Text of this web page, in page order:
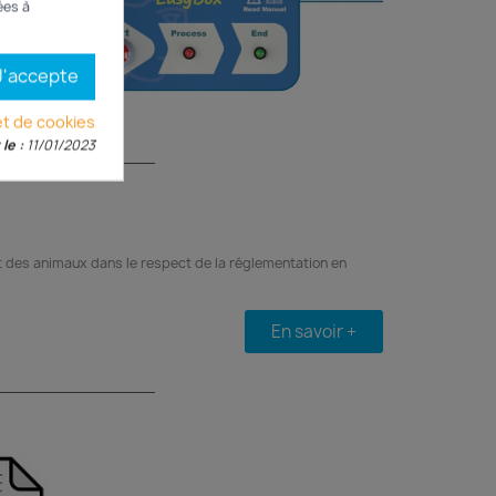
animaux dans le respect de la réglementation en
En savoir +
à
de cookies
:11/01/2023